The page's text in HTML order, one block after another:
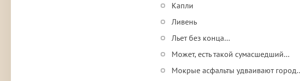
Капли
Ливень
Льет без конца…
Может, есть такой сумасшедший…
Мокрые асфальты удваивают